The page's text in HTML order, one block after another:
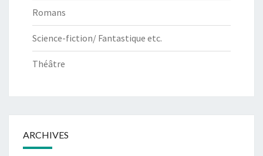
Romans
Science-fiction/ Fantastique etc.
Théâtre
ARCHIVES